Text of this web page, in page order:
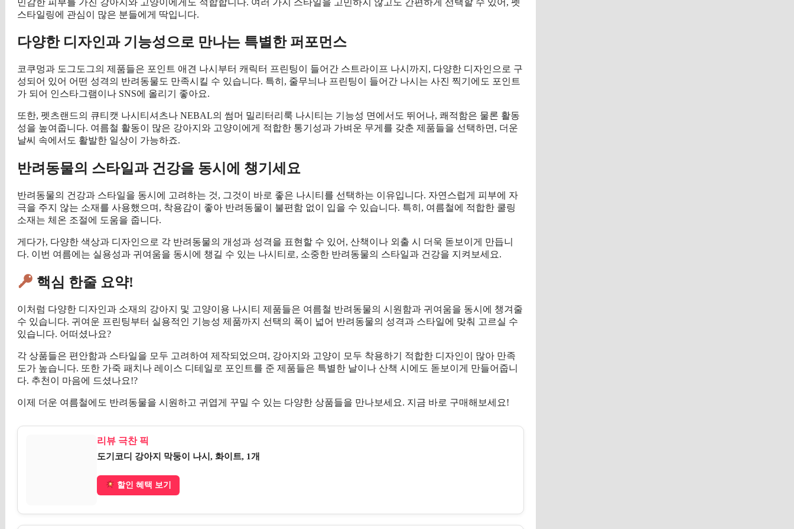
스타일링에 관심이 많은 분들에게 딱입니다.
다양한 디자인과 기능성으로 만나는 특별한 퍼포먼스
코쿠멍과 도그도그의 제품들은 포인트 애견 나시부터 캐릭터 프린팅이 들어간 스트라이프 나시까지, 다양한 디자인으로 구
성되어 있어 어떤 성격의 반려동물도 만족시킬 수 있습니다. 특히, 줄무늬나 프린팅이 들어간 나시는 사진 찍기에도 포인트
가 되어 인스타그램이나 SNS에 올리기 좋아요.
또한, 펫츠랜드의 큐티캣 나시티셔츠나 NEBAL의 썸머 밀리터리룩 나시티는 기능성 면에서도 뛰어나, 쾌적함은 물론 활동
성을 높여줍니다. 여름철 활동이 많은 강아지와 고양이에게 적합한 통기성과 가벼운 무게를 갖춘 제품들을 선택하면, 더운
날씨 속에서도 활발한 일상이 가능하죠.
반려동물의 스타일과 건강을 동시에 챙기세요
반려동물의 건강과 스타일을 동시에 고려하는 것, 그것이 바로 좋은 나시티를 선택하는 이유입니다. 자연스럽게 피부에 자
극을 주지 않는 소재를 사용했으며, 착용감이 좋아 반려동물이 불편함 없이 입을 수 있습니다. 특히, 여름철에 적합한 쿨링
소재는 체온 조절에 도움을 줍니다.
게다가, 다양한 색상과 디자인으로 각 반려동물의 개성과 성격을 표현할 수 있어, 산책이나 외출 시 더욱 돋보이게 만듭니
다. 이번 여름에는 실용성과 귀여움을 동시에 챙길 수 있는 나시티로, 소중한 반려동물의 스타일과 건강을 지켜보세요.
핵심 한줄 요약!
이처럼 다양한 디자인과 소재의 강아지 및 고양이용 나시티 제품들은 여름철 반려동물의 시원함과 귀여움을 동시에 챙겨줄
수 있습니다. 귀여운 프린팅부터 실용적인 기능성 제품까지 선택의 폭이 넓어 반려동물의 성격과 스타일에 맞춰 고르실 수
있습니다. 어떠셨나요?
각 상품들은 편안함과 스타일을 모두 고려하여 제작되었으며, 강아지와 고양이 모두 착용하기 적합한 디자인이 많아 만족
도가 높습니다. 또한 가죽 패치나 레이스 디테일로 포인트를 준 제품들은 특별한 날이나 산책 시에도 돋보이게 만들어줍니
다. 추천이 마음에 드셨나요!?
이제 더운 여름철에도 반려동물을 시원하고 귀엽게 꾸밀 수 있는 다양한 상품들을 만나보세요. 지금 바로 구매해보세요!
리뷰 극찬 픽
도기코디 강아지 막둥이 나시, 화이트, 1개
할인 혜택 보기